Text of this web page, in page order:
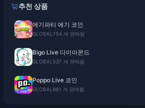
추천 상품
에기파티 에기 코인
GLOBAL 754 개 판매됨
Bigo Live 다이아몬드
GLOBAL 537 개 판매됨
Poppo Live 코인
GLOBAL 981 개 판매됨